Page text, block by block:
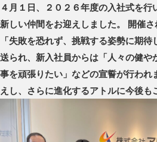
４月１日、２０２６年度の入社式を
新しい仲間をお迎えしました。 開催
「失敗を恐れず、挑戦する姿勢に期
送られ、新入社員からは「人々の健や
事を頑張りたい」などの宣誓が行われ
えし、さらに進化するアトルに今後も